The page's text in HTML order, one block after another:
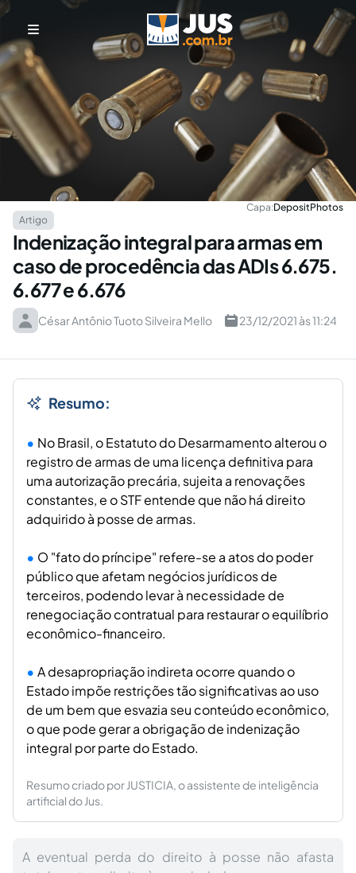
Capa:DepositPhotos
Artigo
Indenização integral para armas em
caso de procedência das ADIs 6.675.
6.677 e 6.676
César Antônio Tuoto Silveira Mello 23/12/2021 às 11:24
Resumo:
No Brasil, o Estatuto do Desarmamento alterou o
registro de armas de uma licença definitiva para
uma autorização precária, sujeita a renovações
constantes, e o STF entende que não há direito
adquirido à posse de armas.
O "fato do príncipe" refere-se a atos do poder
público que afetam negócios jurídicos de
terceiros, podendo levar à necessidade de
renegociação contratual para restaurar o equilíbrio
econômico-financeiro.
A desapropriação indireta ocorre quando o
Estado impõe restrições tão significativas ao uso
de um bem que esvazia seu conteúdo econômico,
o que pode gerar a obrigação de indenização
integral por parte do Estado.
Resumo criado por JUSTICIA, o assistente de inteligência
artificial do Jus.
A eventual perda do direito à posse não afasta